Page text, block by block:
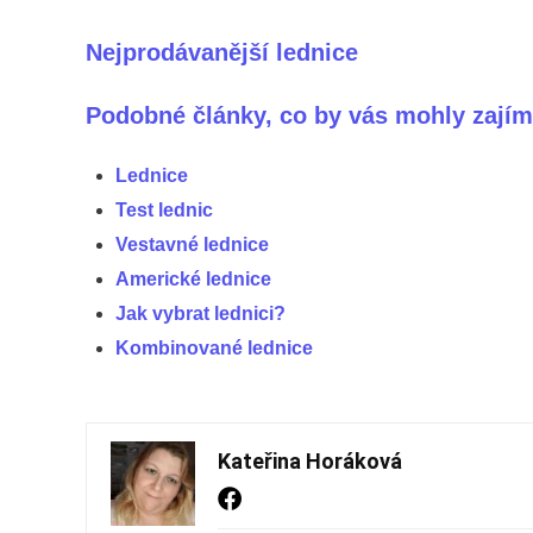
Nejprodávanější lednice
Podobné články, co by vás mohly
Lednice
Test lednic
Vestavné lednice
Americké lednice
Jak vybrat lednici?
Kombinované lednice
Kateřina Horáková